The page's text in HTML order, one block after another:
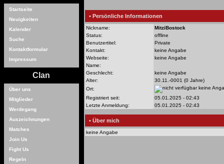
Startseite
Neuigkeiten
Kalender
Suche
Kontaktformular
Impressum
Clan
Über uns
Mitglieder
Werdegang
Auszeichnungen
Matches
Join Us
Fight Us
Regeln
• Persönliche Informationen
Nickname:
MitziBostock
Status:
offline
Benutzertitel:
Private
Kontakt:
keine Angabe
Webseite:
keine Angabe
Name:
Geschlecht:
keine Angabe
Alter:
30.11.-0001 (0 Jahre)
Ort:
keine
Registriert seit:
05.01.2025 - 02:43
Letzte Anmeldung:
05.01.2025 - 02:43
• Über mich
keine Angabe